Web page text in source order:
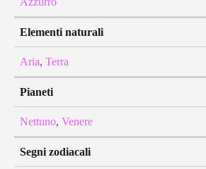
Elementi naturali
Aria, Terra
Pianeti
Nettuno, Venere
Segni zodiacali